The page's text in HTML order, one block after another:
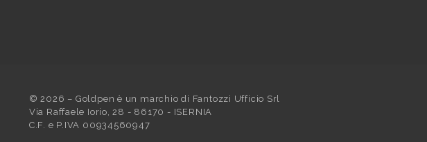
© 2026 – Goldpen è un marchio di Fantozzi Ufficio Srl
Via Raffaele Iorio, 28 - 86170 - ISERNIA
C.F. e P.IVA 00934560947